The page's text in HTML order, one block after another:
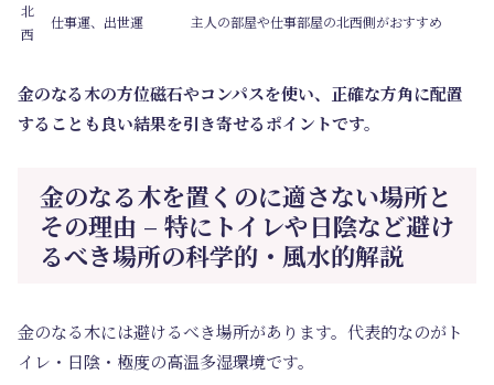
北
西
仕事運、出世運 主人の部屋や仕事部屋の北西側がおすすめ
金のなる木の方位磁石やコンパスを使い、正確な方角に配置
することも良い結果を引き寄せるポイントです。
金のなる木を置くのに適さない場所と
その理由 – 特にトイレや日陰など避け
るべき場所の科学的・風水的解説
金のなる木には避けるべき場所があります。代表的なのがト
イレ・日陰・極度の高温多湿環境です。